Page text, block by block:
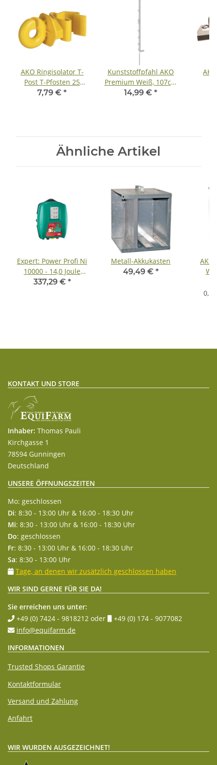
AKO Ringisolator T-
Post T-Pfosten 25
Stück - gelb - 25 St. /
7,79 € *
Kunststoffpfahl AKO
Premium Weiß, 107cm
lang, Bodennagel
14,99 € *
Ähnliche Artikel
Expert: Power Profi Ni
10000 - 14,0 Joule
Input
337,29 € *
Metall-Akkukasten
49,49 € *
AKO
KONTAKT UND STORE
Inhaber: Thomas Pauli
Kirchgasse 1
78594 Gunningen
Deutschland
UNSERE ÖFFNUNGSZEITEN
Mo: geschlossen
Di: 8:30 - 13:00 Uhr & 16:00 - 18:30 Uhr
Mi: 8:30 - 13:00 Uhr & 16:00 - 18:30 Uhr
Do: geschlossen
Fr: 8:30 - 13:00 Uhr & 16:00 - 18:30 Uhr
Sa: 8:30 - 13:00 Uhr
Tage, an denen wir zusätzlich geschlossen haben
WIR SIND GERNE FÜR SIE DA!
Sie erreichen uns unter:
+49 (0) 7424 - 9818212 oder
+49 (0) 174 - 9077082
info@equifarm.de
INFORMATIONEN
Trusted Shops Garantie
Kontaktformular
Versand und Zahlung
Anfahrt
WIR WURDEN AUSGEZEICHNET!